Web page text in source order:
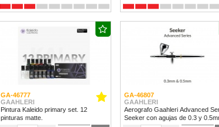
GA-46777
GAAHLERI
Pintura Kaleido primary set. 12
pinturas matte.
GA-46807
GAAHLERI
Aerografo Gaahleri Advanced
Seeker con agujas de 0.3 y